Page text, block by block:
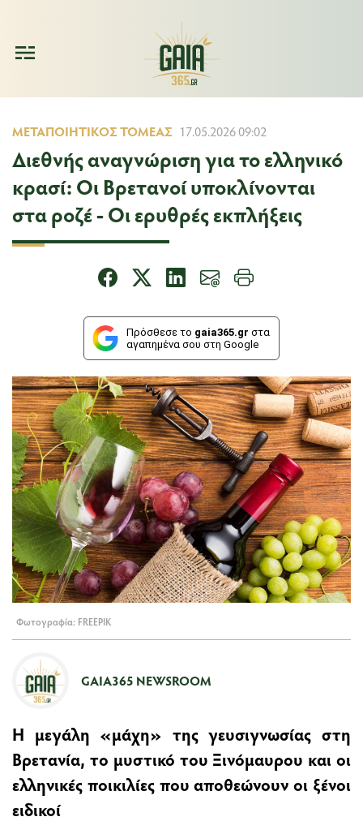
ΜΕΤΑΠΟΙΗΤΙΚΌΣ ΤΟΜΈΑΣ 17.05.2026 09:02
Διεθνής αναγνώριση για το ελληνικό
κρασί: Οι Βρετανοί υποκλίνονται
στα ροζέ - Οι ερυθρές εκπλήξεις
Πρόσθεσε το gaia365.gr στα
αγαπημένα σου στη Google
Φωτογραφία: FREEPIK
GAIA365 NEWSROOM
Η μεγάλη «μάχη» της γευσιγνωσίας στη
Βρετανία, το μυστικό του Ξινόμαυρου και οι
ελληνικές ποικιλίες που αποθεώνουν οι ξένοι
ειδικοί